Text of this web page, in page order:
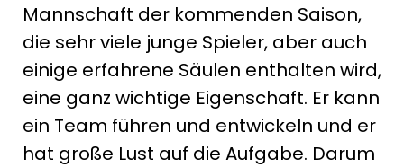
Mannschaft der kommenden Saison,
die sehr viele junge Spieler, aber auch
einige erfahrene Säulen enthalten wird,
eine ganz wichtige Eigenschaft. Er kann
ein Team führen und entwickeln und er
hat große Lust auf die Aufgabe. Darum